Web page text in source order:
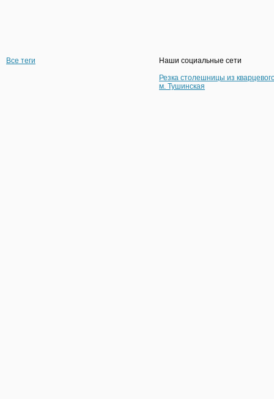
Все теги
Наши социальные сети
Резка столешницы из
м. Тушинская